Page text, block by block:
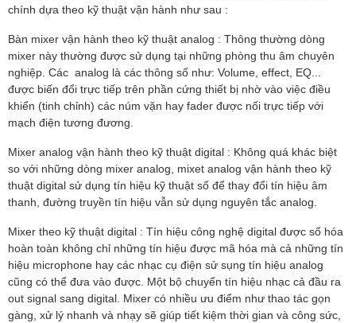
chính dựa theo kỹ thuật vận hành như sau :
Bàn mixer vận hành theo kỹ thuật analog : Thông thường dòng
mixer này thường được sử dụng tại những phòng thu âm chuyên
nghiệp. Các analog là các thông số như: Volume, effect, EQ...
được biến đổi trực tiếp trên phần cứng thiết bị nhờ vào việc điều
khiển (tinh chỉnh) các núm vặn hay fader được nối trực tiếp với
mạch điện tương đương.
Mixer analog vận hành theo kỹ thuật digital : Không quá khác biệt
so với những dòng mixer analog, mixet analog vận hành theo kỹ
thuật digital sử dụng tín hiệu kỹ thuật số để thay đổi tín hiệu âm
thanh, đường truyền tín hiệu vẫn sử dụng nguyên tắc analog.
Mixer theo kỹ thuật digital : Tín hiệu công nghệ digital được số hóa
hoàn toàn không chỉ những tín hiệu được mã hóa mà cả những tín
hiệu microphone hay các nhạc cụ điện sử sụng tín hiệu analog
cũng có thể đưa vào được. Một bộ chuyển tín hiệu nhạc cả đầu ra
out signal sang digital. Mixer có nhiều ưu điểm như thao tác gọn
gàng, xử lý nhanh và nhạy sẽ giúp tiết kiệm thời gian và công sức,